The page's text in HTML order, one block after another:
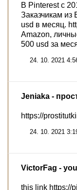
В Pinterest с
Заказчикам из
usd в месяц.
Amazon,
500 usd за
24. 10. 2021
Jeniaka -
https://
24. 10. 2021
VictorFag -
this link https://